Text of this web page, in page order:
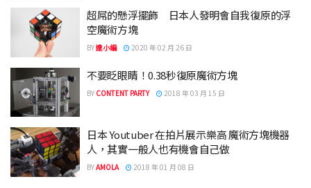
超屌的懸浮擺飾 日本人發明會自我復原的浮
空魔術方塊
BY達小編 2020 年 02 月 26 日
不要眨眼睛！0.38秒復原魔術方塊
BY CONTENT PARTY 2018 年 03 月 15 日
日本 Youtuber 在拍片展示樂高 魔術方塊機器
人，其實一般人也有機會自己做
BYAMOLA 2018 年 01 月 08 日